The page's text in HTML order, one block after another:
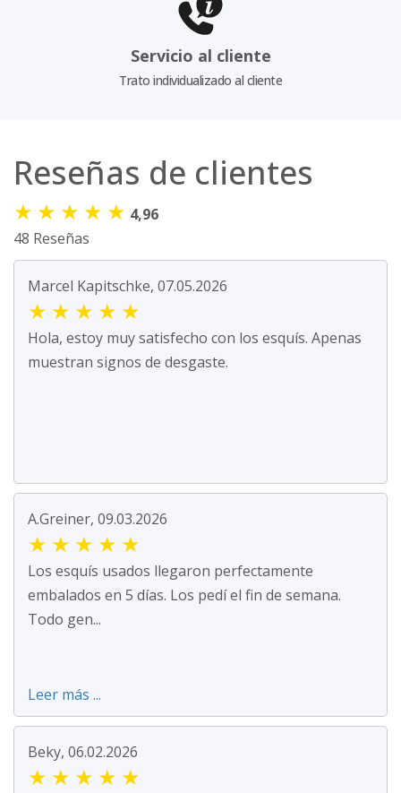
Servicio al cliente
Trato individualizado al cliente
Reseñas de clientes
★ ★ ★ ★ ★ 4,96
48 Reseñas
Marcel Kapitschke, 07.05.2026
★ ★ ★ ★ ★
Hola, estoy muy satisfecho con los esquís. Apenas
muestran signos de desgaste.
A.Greiner, 09.03.2026
★ ★ ★ ★ ★
Los esquís usados llegaron perfectamente
embalados en 5 días. Los pedí el fin de semana.
Todo gen...
Leer más ...
Beky, 06.02.2026
★ ★ ★ ★ ★